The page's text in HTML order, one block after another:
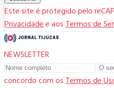
Este site é protegido pelo
Privacidadee aosTermos de
NEWSLETTER
concordo com osTermos de